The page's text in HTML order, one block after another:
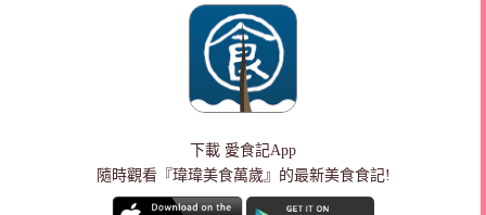
下載 愛食記App
隨時觀看『瑋瑋美食萬歲』的最新美食食記!